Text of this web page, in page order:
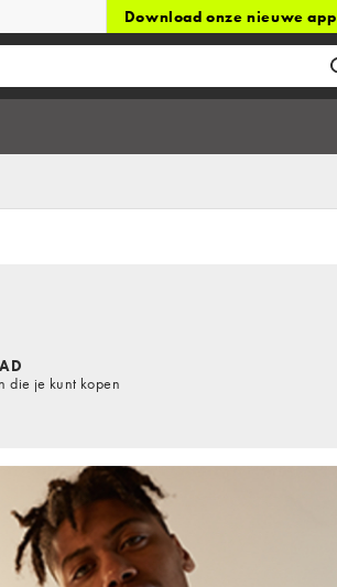
Download onze nieuwe app
die je kunt kopen